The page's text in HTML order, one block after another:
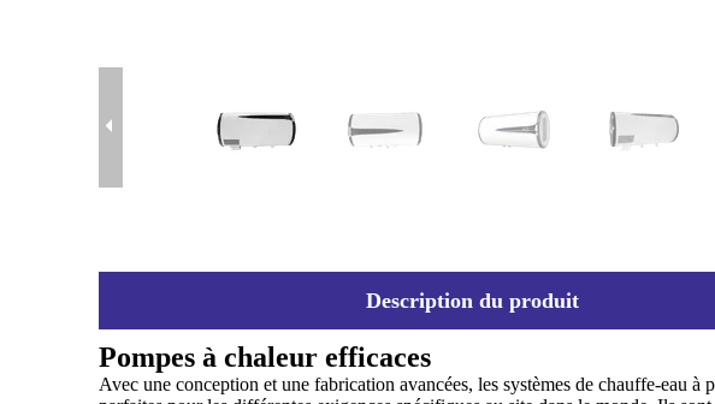
Description du produit
Pompes à chaleur efficaces
Avec une conception et une fabrication avancées, les systèmes de chauffe-eau